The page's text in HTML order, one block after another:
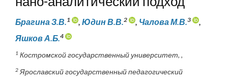
Брагина З.В.1 , Юдин В.В.2 , Чалова М.В.3
,
Яшков А.Б.4
1 Костромской государственный университет, ,
2 Ярославский государственный педагогический